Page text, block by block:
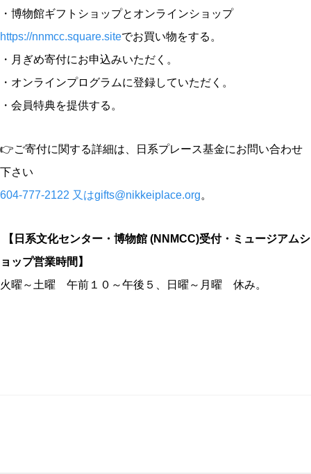
・博物館ギフトショップとオンラインショップ
https://nnmcc.square.siteでお買い物をする。
・月ぎめ寄付にお申込みいただく。
・オンラインプログラムに登録していただく。
・会員特典を提供する。
👉ご寄付に関する詳細は、日系プレース基金にお問い合わせ
下さい
604-777-2122 又はgifts@nikkeiplace.org。
【日系文化センター・博物館 (NNMCC)受付・ミュージアムシ
ョップ営業時間】
火曜～土曜 午前１０～午後５、日曜～月曜 休み。